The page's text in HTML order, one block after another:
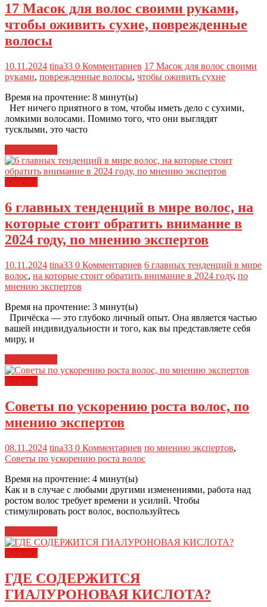
17 Масок для волос своими руками,
чтобы оживить сухие, поврежденные
волосы
10.11.2024 tina33 0 Комментариев 17 Масок для волос своими
руками, поврежденные волосы, чтобы оживить сухие
Время на прочтение: 8 минут(ы)
Нет ничего приятного в том, чтобы иметь дело с сухими,
ломкими волосами. Помимо того, что они выглядят
тусклыми, это часто
Красота
6 главных тенденций в мире волос, на
которые стоит обратить внимание в
2024 году, по мнению экспертов
10.11.2024 tina33 0 Комментариев 6 главных тенденций в мире
волос, на которые стоит обратить внимание в 2024 году, по
мнению экспертов
Время на прочтение: 3 минут(ы)
Причёска — это глубоко личный опыт. Она является частью
вашей индивидуальности и того, как вы представляете себя
миру, и
Красота
Советы по ускорению роста волос, по
мнению экспертов
08.11.2024 tina33 0 Комментариев по мнению экспертов,
Советы по ускорению роста волос
Время на прочтение: 4 минут(ы)
Как и в случае с любыми другими изменениями, работа над
ростом волос требует времени и усилий. Чтобы
стимулировать рост волос, воспользуйтесь
Красота
ГДЕ СОДЕРЖИТСЯ
ГИАЛУРОНОВАЯ КИСЛОТА?